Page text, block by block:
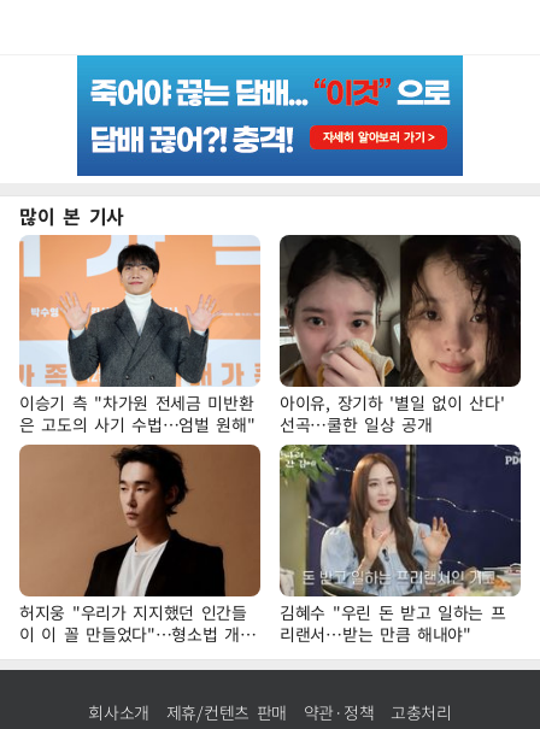
많이 본 기사
이승기 측 "차가원 전세금 미반환
은 고도의 사기 수법…엄벌 원해"
아이유, 장기하 '별일 없이 산다'
선곡…쿨한 일상 공개
허지웅 "우리가 지지했던 인간들
이 이 꼴 만들었다"…형소법 개정
에 격한 반응
김혜수 "우린 돈 받고 일하는 프
리랜서…받는 만큼 해내야"
회사소개 제휴/컨텐츠 판매 약관·정책 고충처리